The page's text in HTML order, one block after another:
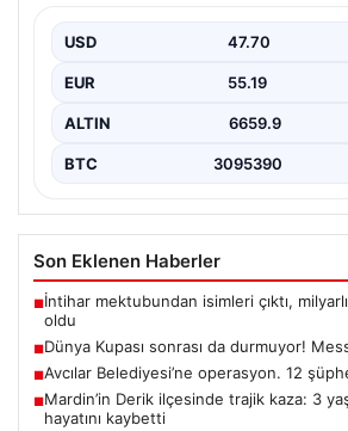
USD 47.70
EUR 55.19
ALTIN 6659.9
BTC 3095390
Son Eklenen Haberler
■İntihar mektubundan isimleri çıktı,
oldu
■Dünya Kupası sonrası da durmuyor!
■Avcılar Belediyesi’ne operasyon. 12
■Mardin’in Derik ilçesinde trajik kaza: 3
hayatını kaybetti